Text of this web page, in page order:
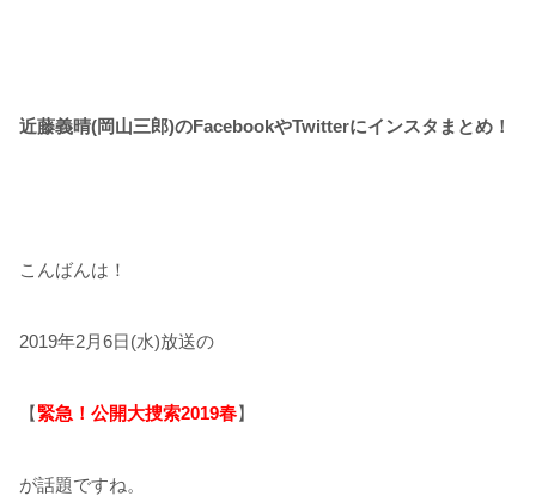
近藤義晴(岡山三郎)のFacebookやTwitterにインスタまとめ！
こんばんは！
2019年2月6日(水)放送の
【緊急！公開大捜索2019春】
が話題ですね。